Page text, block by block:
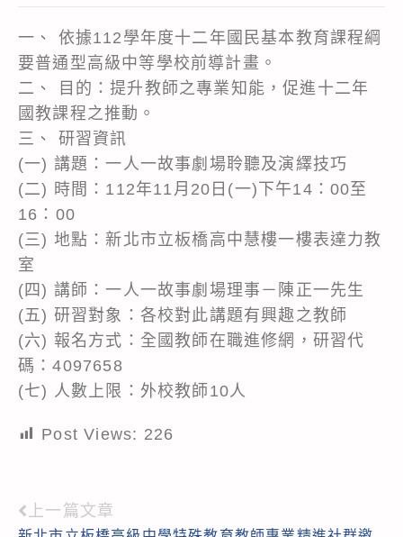
一、 依據112學年度十二年國民基本教育課程綱
要普通型高級中等學校前導計畫。
二、 目的：提升教師之專業知能，促進十二年
國教課程之推動。
三、 研習資訊
(一) 講題：一人一故事劇場聆聽及演繹技巧
(二) 時間：112年11月20日(一)下午14：00至
16：00
(三) 地點：新北市立板橋高中慧樓一樓表達力教
室
(四) 講師：一人一故事劇場理事－陳正一先生
(五) 研習對象：各校對此講題有興趣之教師
(六) 報名方式：全國教師在職進修網，研習代
碼：4097658
(七) 人數上限：外校教師10人
Post Views: 226
Read
上一篇文章